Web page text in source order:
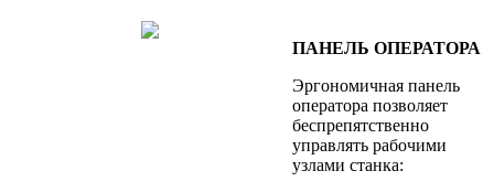
ПАНЕЛЬ ОПЕРАТОРА
Эргономичная панель
оператора позволяет
беспрепятственно
управлять рабочими
узлами станка: